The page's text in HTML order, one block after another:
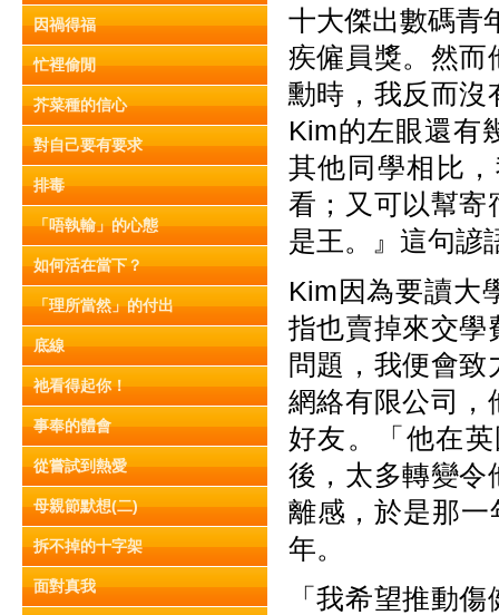
因禍得福
忙裡偷閒
芥菜種的信心
對自己要有要求
排毒
「唔執輸」的心態
如何活在當下？
「理所當然」的付出
底線
祂看得起你！
事奉的體會
從嘗試到熱愛
母親節默想(二)
拆不掉的十字架
面對真我
十大傑出數碼青
疾僱員獎。然而
勳時，我反而沒
Kim的左眼還有
其他同學相比
看；又可以幫寄
是王。』這句諺
Kim因為要讀大
指也賣掉來交學
問題，我便會
網絡有限公司，
好友。「他在
後，太多轉變令
離感，於是那
年。
「我希望推動